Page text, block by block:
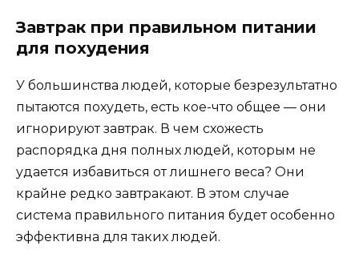
Завтрак при правильном питании
для похудения
У большинства людей, которые безрезультатно
пытаются похудеть, есть кое-что общее — они
игнорируют завтрак. В чем схожесть
распорядка дня полных людей, которым не
удается избавиться от лишнего веса? Они
крайне редко завтракают. В этом случае
система правильного питания будет особенно
эффективна для таких людей.